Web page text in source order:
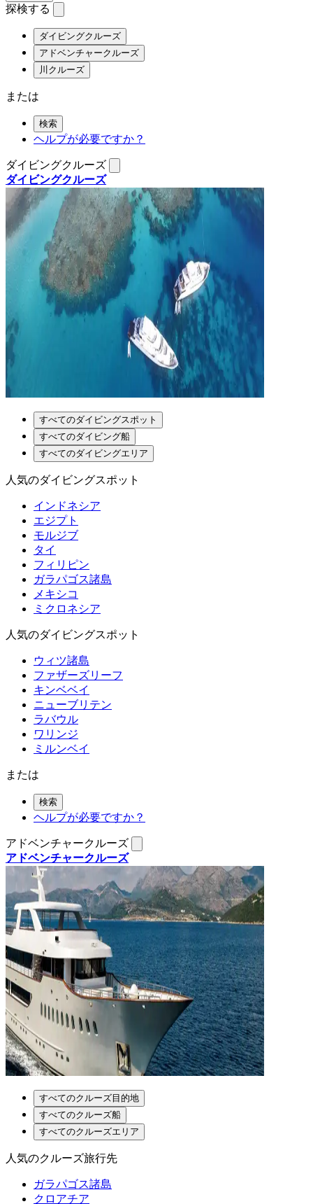
探検する
ダイビングクルーズ
アドベンチャークルーズ
川クルーズ
または
検索
ヘルプが必要ですか？
ダイビングクルーズ
ダイビングクルーズ
すべてのダイビングスポット
すべてのダイビング船
すべてのダイビングエリア
人気のダイビングスポット
インドネシア
エジプト
モルジブ
タイ
フィリピン
ガラパゴス諸島
メキシコ
ミクロネシア
人気のダイビングスポット
ウィツ諸島
ファザーズリーフ
キンベベイ
ニューブリテン
ラバウル
ワリンジ
ミルンベイ
または
検索
ヘルプが必要ですか？
アドベンチャークルーズ
アドベンチャークルーズ
すべてのクルーズ目的地
すべてのクルーズ船
すべてのクルーズエリア
人気のクルーズ旅行先
ガラパゴス諸島
クロアチア